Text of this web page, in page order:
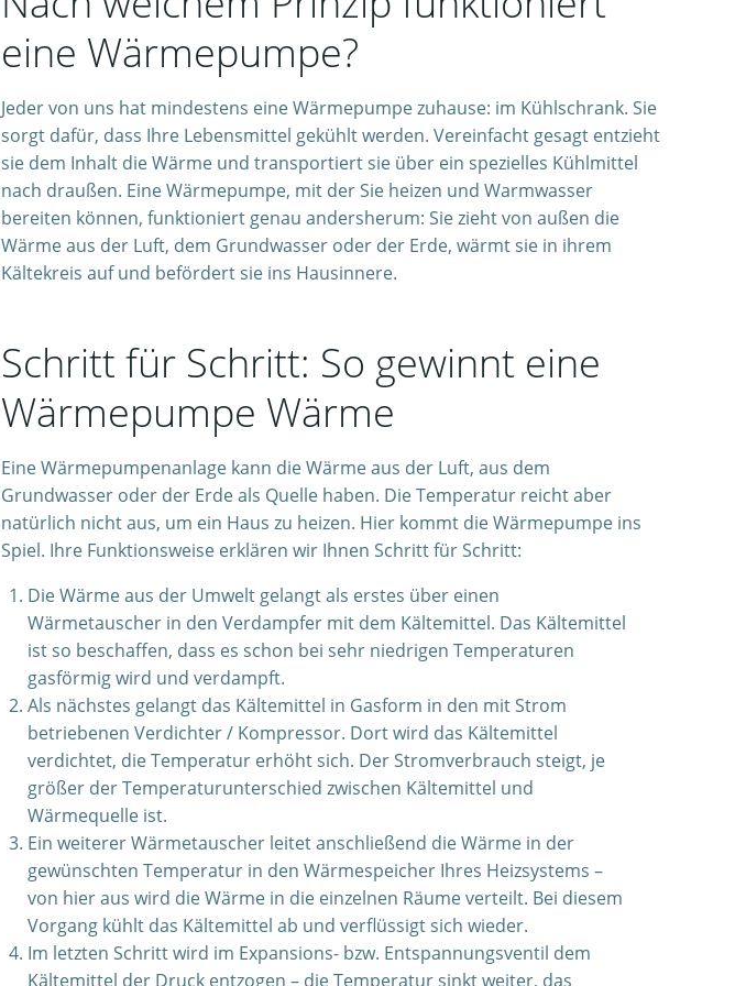
eine Wärmepumpe?
Jeder von uns hat mindestens eine Wärmepumpe zuhause: im Kühlschrank. Sie
sorgt dafür, dass Ihre Lebensmittel gekühlt werden. Vereinfacht gesagt entzieht
sie dem Inhalt die Wärme und transportiert sie über ein spezielles Kühlmittel
nach draußen. Eine Wärmepumpe, mit der Sie heizen und Warmwasser
bereiten können, funktioniert genau andersherum: Sie zieht von außen die
Wärme aus der Luft, dem Grundwasser oder der Erde, wärmt sie in ihrem
Kältekreis auf und befördert sie ins Hausinnere.
Schritt für Schritt: So gewinnt eine
Wärmepumpe Wärme
Eine Wärmepumpenanlage kann die Wärme aus der Luft, aus dem
Grundwasser oder der Erde als Quelle haben. Die Temperatur reicht aber
natürlich nicht aus, um ein Haus zu heizen. Hier kommt die Wärmepumpe ins
Spiel. Ihre Funktionsweise erklären wir Ihnen Schritt für Schritt:
Die Wärme aus der Umwelt gelangt als erstes über einen
Wärmetauscher in den Verdampfer mit dem Kältemittel. Das Kältemittel
ist so beschaffen, dass es schon bei sehr niedrigen Temperaturen
gasförmig wird und verdampft.
Als nächstes gelangt das Kältemittel in Gasform in den mit Strom
betriebenen Verdichter / Kompressor. Dort wird das Kältemittel
verdichtet, die Temperatur erhöht sich. Der Stromverbrauch steigt, je
größer der Temperaturunterschied zwischen Kältemittel und
Wärmequelle ist.
Ein weiterer Wärmetauscher leitet anschließend die Wärme in der
gewünschten Temperatur in den Wärmespeicher Ihres Heizsystems –
von hier aus wird die Wärme in die einzelnen Räume verteilt. Bei diesem
Vorgang kühlt das Kältemittel ab und verflüssigt sich wieder.
Im letzten Schritt wird im Expansions- bzw. Entspannungsventil dem
Kältemittel der Druck entzogen – die Temperatur sinkt weiter, das